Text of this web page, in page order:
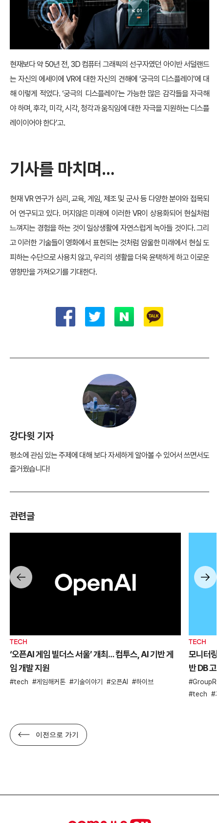
현재보다 약 50년 전, 3D 컴퓨터 그래픽의 선구자였던 아이반 서덜랜드
는 자신의 에세이에 VR에 대한 자신의 견해에 ‘궁극의 디스플레이’에 대
해 이렇게 적었다. ‘궁극의 디스플레이’는 가능한 많은 감각들을 자극해
야 하며, 후각, 미각, 시각, 청각과 움직임에 대한 자극을 지원하는 디스플
레이이어야 한다’고.
기사를 마치며…
현재 VR 연구가 심리, 교육, 게임, 제조 및 군사 등 다양한 분야와 접목되
어 연구되고 있다. 머지않은 미래에 이러한 VR이 상용화되어 현실처럼
느껴지는 경험을 하는 것이 일상생활에 자연스럽게 녹아들 것이다. 그리
고 이러한 기술들이 영화에서 표현되는 것처럼 암울한 미래에서 현실 도
피하는 수단으로 사용치 않고, 우리의 생활을 더욱 윤택하게 하고 이로운
영향만을 가져오기를 기대한다.
강다윗 기자
평소에 관심 있는 주제에 대해 보다 자세하게 알아볼 수 있어서 쓰면서도
즐거웠습니다!
관련글
TECH
‘오픈AI 게임 빌더스 서울’ 개최… 컴투스, AI 기반 게
임 개발 지원
tech 게임해커톤 기술이야기 오픈AI 하이브
TECH
모니터
반 DB
tech
이전으로 가기